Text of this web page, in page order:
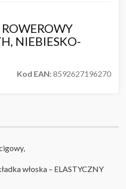
NIEBIESKO-
Kod EAN:8592627196270
włoska – ELASTYCZNY